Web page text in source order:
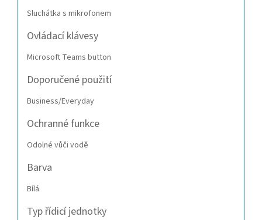
Sluchátka s mikrofonem
Ovládací klávesy
Microsoft Teams button
Doporučené použití
Business/Everyday
Ochranné funkce
Odolné vůči vodě
Barva
Bílá
Typ řídicí jednotky